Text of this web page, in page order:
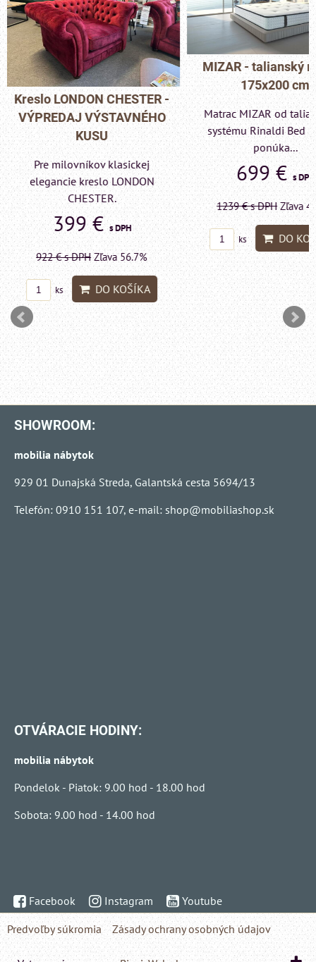
MIZAR - talianský matrac
175x200 cm
Matrac MIZAR od talianskeho
systému Rinaldi Bed System
ponúka...
699 €s DPH
1239 €s DPH Zľava 43.6%
ks DO KOŠÍKA
Pohovka LONDON
- VÝPREDAJ
KUSU
Pre milovníkov
elegancie kreslo a
LONDON
599 €s
1415 €s DPH Zľava
ks DO
SHOWROOM:
mobilia nábytok
929 01 Dunajská Streda, Galantská cesta 5694/13
Telefón: 0910 151 107, e-mail: shop@mobiliashop.sk
OTVÁRACIE HODINY:
mobilia nábytok
Pondelok - Piatok: 9.00 hod - 18.00 hod
Sobota: 9.00 hod - 14.00 hod
Facebook Instagram
Youtube
Predvoľby súkromia
Zásady ochrany osobných údajov